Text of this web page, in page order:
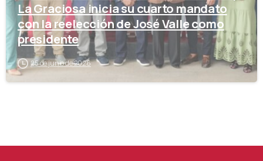
La Graciosa inicia su cuarto mandato
con la reelección de José Valle como
presidente
25 de junio de 2026